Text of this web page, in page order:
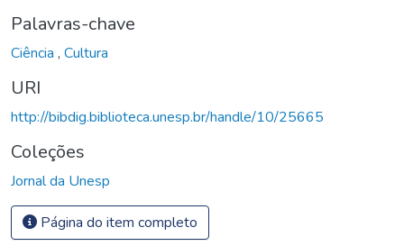
Palavras-chave
Ciência , Cultura
URI
http://bibdig.biblioteca.unesp.br/handle/10/25665
Coleções
Jornal da Unesp
Página do item completo